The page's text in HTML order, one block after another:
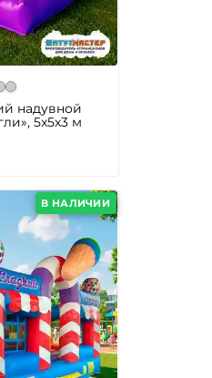
надувной
5x5x3 м
В НАЛИЧИИ